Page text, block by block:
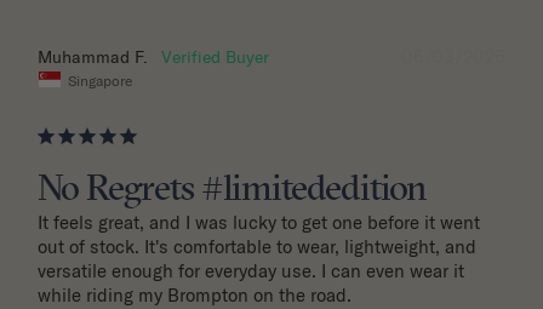
Muhammad F.
Singapore
No Regrets #limitededition
It feels great, and I was lucky to get one before it went
out of stock. It's comfortable to wear, lightweight, and
versatile enough for everyday use. I can even wear it
while riding my Brompton on the road.